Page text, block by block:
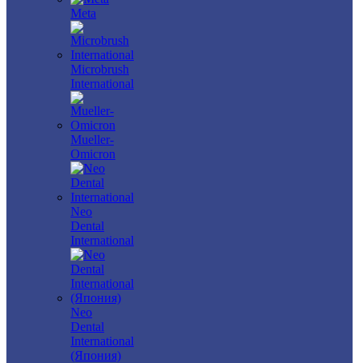
Meta
Microbrush
International
Mueller-
Omicron
Neo
Dental
International
Neo
Dental
International
(Япония)